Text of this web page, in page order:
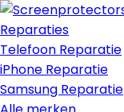
Reparaties
Telefoon Reparatie
iPhone Reparatie
Samsung Reparatie